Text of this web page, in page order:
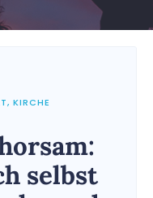
, KIRCHE
selbst